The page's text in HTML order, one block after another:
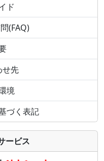
ド
(FAQ)
せ先
境
づく表記
ービス